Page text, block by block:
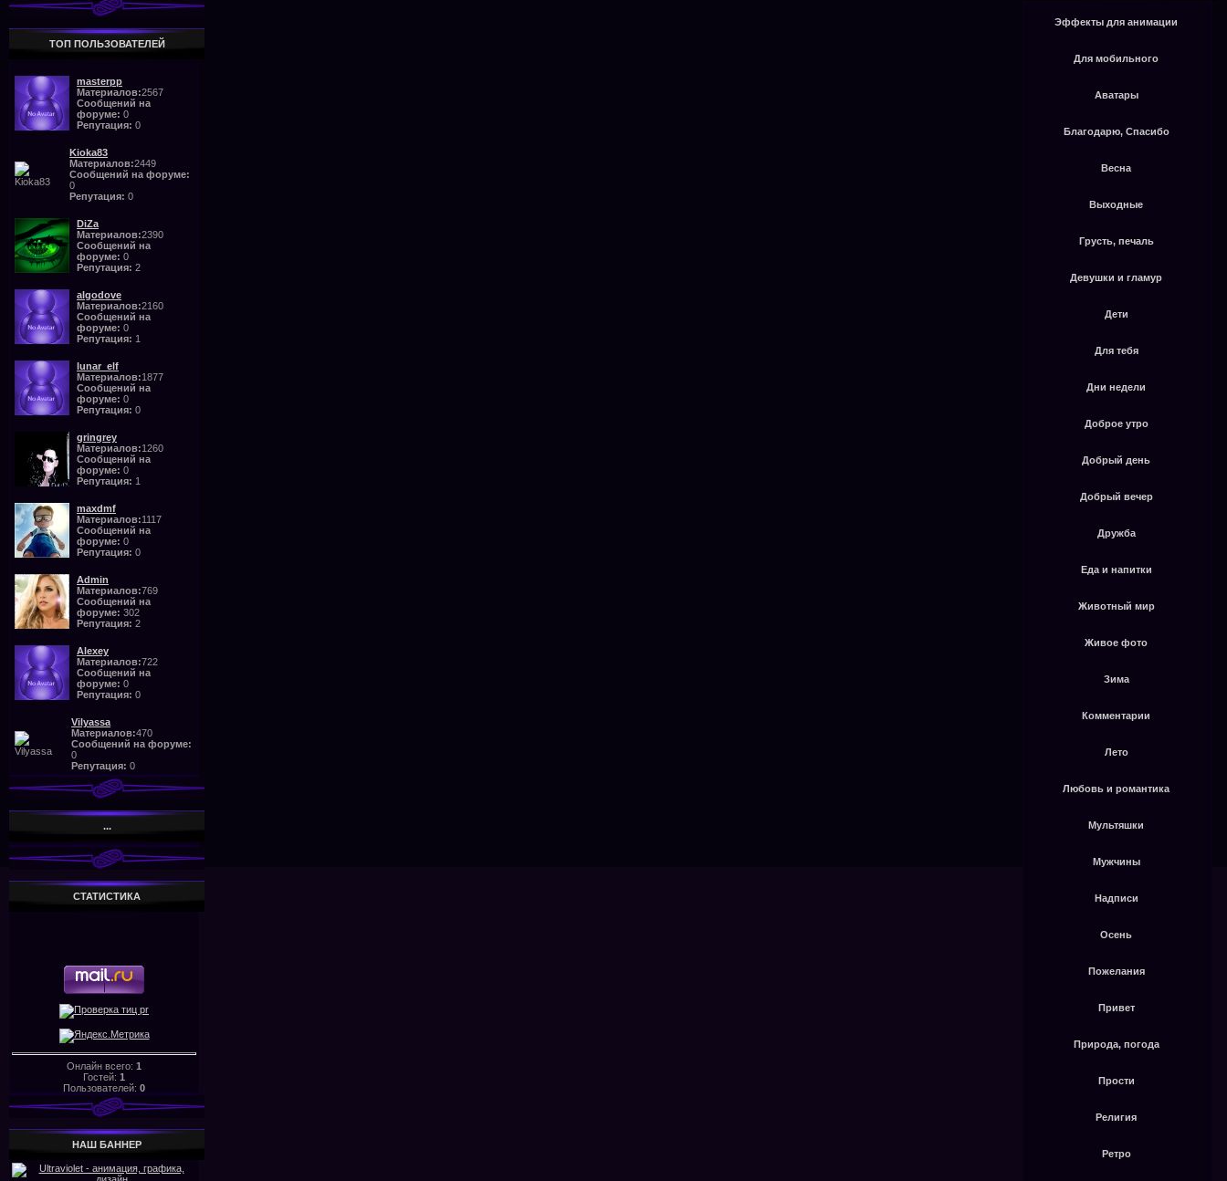
ТОП ПОЛЬЗОВАТЕЛЕЙ
masterpp
Материалов:2567
Сообщений на
форуме: 0
Репутация: 0
Kioka83
Материалов:2449
Сообщений на форуме:
0
Репутация: 0
DiZa
Материалов:2390
Сообщений на
форуме: 0
Репутация: 2
algodove
Материалов:2160
Сообщений на
форуме: 0
Репутация: 1
lunar_elf
Материалов:1877
Сообщений на
форуме: 0
Репутация: 0
gringrey
Материалов:1260
Сообщений на
форуме: 0
Репутация: 1
maxdmf
Материалов:1117
Сообщений на
форуме: 0
Репутация: 0
Admin
Материалов:769
Сообщений на
форуме: 302
Репутация: 2
Alexey
Материалов:722
Сообщений на
форуме: 0
Репутация: 0
Vilyassa
Материалов:470
Сообщений на форуме:
0
Репутация: 0
...
СТАТИСТИКА
Онлайн всего: 1
Гостей: 1
Пользователей: 0
НАШ БАHHЕР
Эффекты для анимации
Для мобильного
Аватары
Благодарю, Спасибо
Весна
Выходные
Грусть, печаль
Девушки и гламур
Дети
Для тебя
Дни недели
Доброе утро
Добрый день
Добрый вечер
Дружба
Еда и напитки
Животный мир
Живое фото
Зима
Комментарии
Лето
Любовь и романтика
Мультяшки
Мужчины
Надписи
Осень
Пожелания
Привет
Природа, погода
Прости
Религия
Ретро